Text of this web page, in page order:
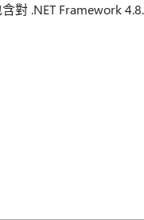
對 .NET Framework